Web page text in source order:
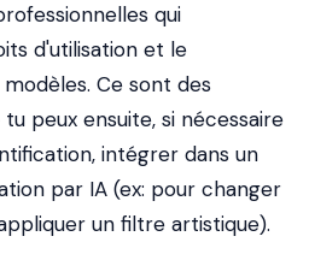
qui
d'utilisation et le
Ce sont des
peux ensuite, si nécessaire
intégrer dans un
par IA (ex: pour changer
un filtre artistique).